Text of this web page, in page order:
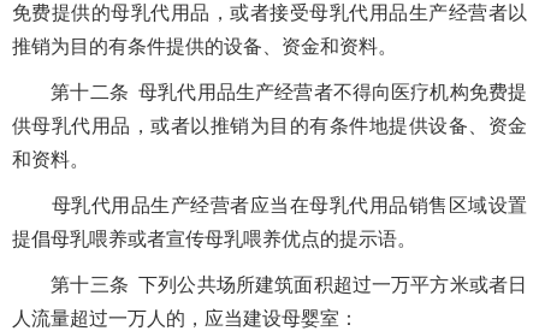
免费提供的母乳代用品，或者接受母乳代用品生产经营者以
推销为目的有条件提供的设备、资金和资料。
第十二条 母乳代用品生产经营者不得向医疗机构免费提
供母乳代用品，或者以推销为目的有条件地提供设备、资金
和资料。
母乳代用品生产经营者应当在母乳代用品销售区域设置
提倡母乳喂养或者宣传母乳喂养优点的提示语。
第十三条 下列公共场所建筑面积超过一万平方米或者日
人流量超过一万人的，应当建设母婴室：